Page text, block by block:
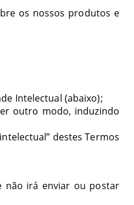
os nossos produtos e
Intelectual (abaixo);
outro modo, induzindo
destes Termos
não irá enviar ou postar